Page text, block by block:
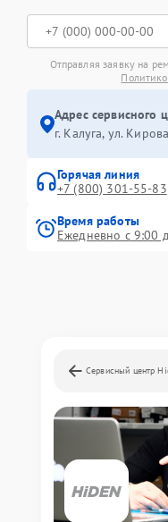
Отправляя заявку на
Адрес сервисного
г. Калуга, ул.
Горячая линия
+7 (800) 301-55-83
Время работы
Ежедневно с 9:00
Сервисный центр